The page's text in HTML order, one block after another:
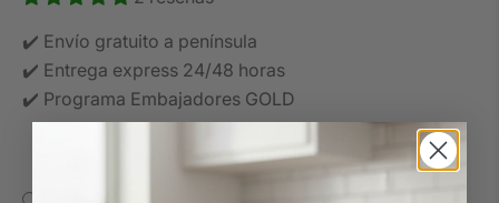
✔️ Envío gratuito a península
✔️ Entrega express 24/48 horas
✔️ Programa Embajadores GOLD
Oferta por tiempo limitado